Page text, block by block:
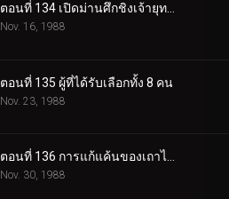
ตอนที่ 134 เปิดม่านศึกชิงเจ้ายุทธภพ
Nov. 16, 1988
ตอนที่ 135 ผู้ที่ได้รับเลือกทั้ง 8 คน
Nov. 23, 1988
ตอนที่ 136 การแก้แค้นของเถาไปไป
Nov. 30, 1988